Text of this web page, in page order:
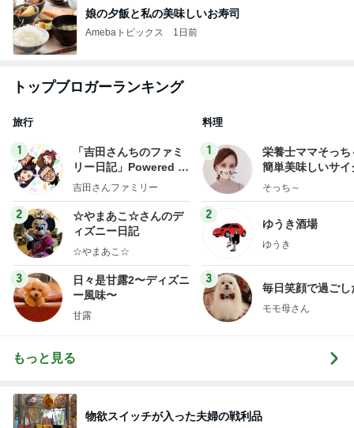
娘の夕飯と私の美味しいお寿司
Amebaトピックス 1日前
トップブロガーランキング
旅行
1
「吉田さんちのファミ
リー日記」Powered b
y Ameba 吉田さんファ
ログ
吉田さんファミリー
2
☆やまあこ☆さんのデ
ィズニー日記
☆やまあこ☆
3
日々是甘露2〜ディズニ
ー風味〜
甘露
料理
1
栄養士ママそっち
簡単美味しいサイ
献立
そっち～
2
ゆうき酒場
ゆうき
3
毎日笑顔で過ごし
モモ母さん
もっと見る
物欲スイッチが入った夫婦の戦利品